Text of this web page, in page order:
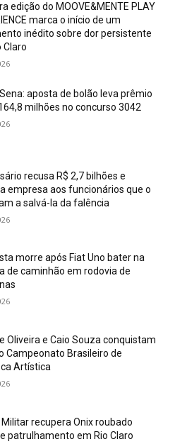
edição do MOOVE&MENTE PLAY
marca o início de um
inédito sobre dor persistente
Claro
aposta de bolão leva prêmio
milhões no concurso 3042
recusa R$ 2,7 bilhões e
empresa aos funcionários que o
a salvá-la da falência
morre após Fiat Uno bater na
de caminhão em rodovia de
Oliveira e Caio Souza conquistam
Campeonato Brasileiro de
Artística
Militar recupera Onix roubado
patrulhamento em Rio Claro